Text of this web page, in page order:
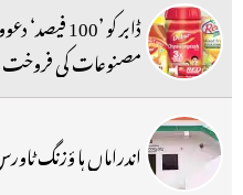
ڈابر کو
مصنوعات کی فروخت
اندراماں ہا ؤزنگ